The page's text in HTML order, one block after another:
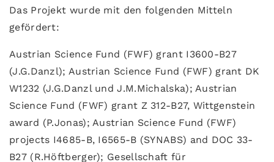
Das Projekt wurde mit den folgenden Mitteln
gefördert:
Austrian Science Fund (FWF) grant I3600-B27
(J.G.Danzl); Austrian Science Fund (FWF) grant DK
W1232 (J.G.Danzl und J.M.Michalska); Austrian
Science Fund (FWF) grant Z 312-B27, Wittgenstein
award (P.Jonas); Austrian Science Fund (FWF)
projects I4685-B, I6565-B (SYNABS) and DOC 33-
B27 (R.Höftberger); Gesellschaft für